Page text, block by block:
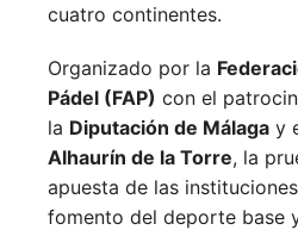
cuatro continentes.
Organizado por la
Pádel (FAP) con el
la Diputación de Málaga y
Alhaurín de la Torre, la
apuesta de las
fomento del deporte base